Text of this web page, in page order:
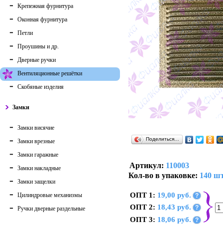
Крепежная фурнитура
Оконная фурнитура
Петли
Проушины и др.
Дверные ручки
Вентиляционные решётки
Скобяные изделия
Замки
Замки висячие
Замки врезные
Замки гаражные
Замки накладные
Замки защелки
Цилиндровые механизмы
Ручки дверные раздельные
Поделиться…
Артикул: 110003
Кол-во в упаковке: 140
ОПТ 1: 19,00 руб. ?
ОПТ 2: 18,43 руб. ?
ОПТ 3: 18,06 руб. ?